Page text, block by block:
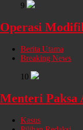
9
Operasi
Berita Utama
Breaking News
10
Menteri Paksa
Kasus